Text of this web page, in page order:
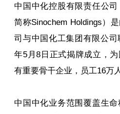
中国中化控股有限责任公
简称Sinochem Holdings）
司与中国化工集团有限公
年5月8日正式揭牌成立，
有重要骨干企业，员工16万人
中国中化业务范围覆盖生